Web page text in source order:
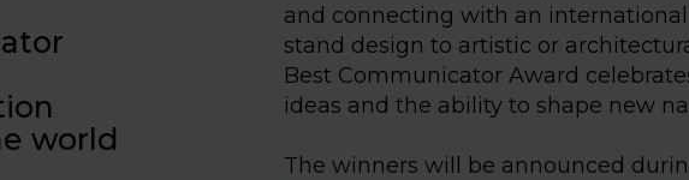
world
and connecting with an
stand design to artistic or
Best Communicator Award
ideas and the ability to shape new
The winners will be announced